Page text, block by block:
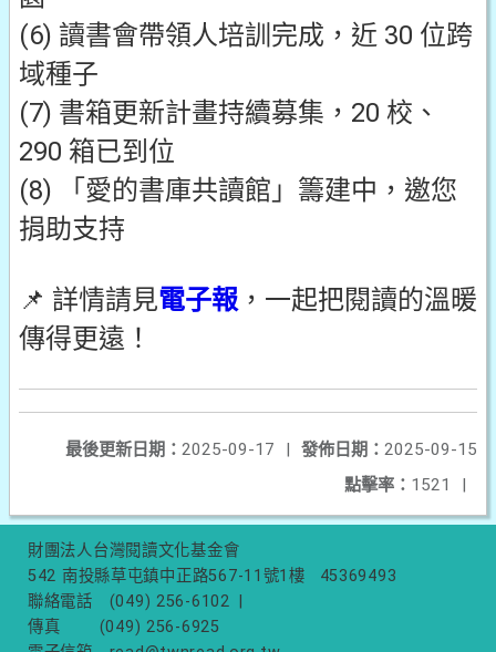
(6) 讀書會帶領人培訓完成，近 30 位跨
域種子
(7) 書箱更新計畫持續募集，20 校、
290 箱已到位
(8) 「愛的書庫共讀館」籌建中，邀您
捐助支持
📌 詳情請見電子報 ，一起把閱讀的溫暖
傳得更遠！
發佈日期： 2025-09-15
最後更新日期： 2025-09-17
|
點擊率： 1521 |
財團法人台灣閱讀文化基金會
542 南投縣草屯鎮中正路567-11號1樓
45369493
聯絡電話
(049) 256-6102
傳真
(049) 256-6925